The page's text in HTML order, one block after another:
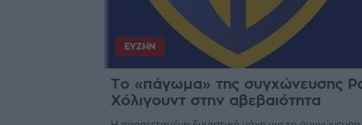
ΕΥΖΗΝ
Το «πάγωμα» της συγχώνευσης
Χόλιγουντ στην αβεβαιότητα